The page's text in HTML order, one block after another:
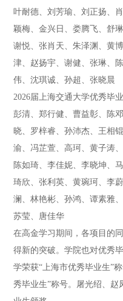
叶耐德、刘芳瑜、刘正扬、
颖梅、金兴日、娄腾飞、舒
谢悦、张肖天、朱泽渊、黄
津、赵扬宇、谢健、张琳、
伟、沈琪诚、孙超、张晓晨
2026届上海交通大学优秀毕
彭清、郑行健、曹益彰、陈
晓、罗梓睿、孙沛杰、王相
渝、冯芷萱、高珂、黄子涛
陈如琦、李佳妮、李晓坤、
琦欣、张利英、黄琬珂、李
澜、林艳彬、孙鸿、谭素雅
苏莹、唐佳华
在高金学习期间，各项目的
得新的突破。学院也对优秀
学荣获“上海市优秀毕业生”
秀毕业生”称号。屠光绍、